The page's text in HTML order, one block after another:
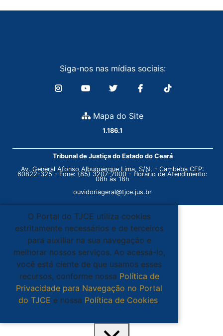
Siga-nos nas mídias sociais:
Mapa do Site
1.186.1
Tribunal de Justiça do Estado do Ceará
Av. General Afonso Albuquerque Lima, S/N. - Cambeba CEP:
60822-325 - Fone: (85) 3207-7000 - Horário de Atendimento:
08h às 18h
ouvidoriageral@tjce.jus.br
O Portal do TJCE utiliza cookies
estritamente necessários e de terceiros
para auxiliar na sua navegação e
melhorar nossos serviços. Ao acessá-lo,
você está ciente de que usamos esses
recursos, conforme nossa Política de
Privacidade para Navegação no Portal
do TJCE e nossa Política de Cookies.